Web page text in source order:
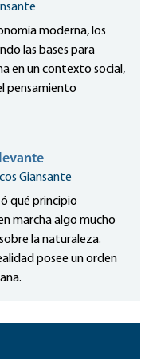
moderna, los
las bases para
en un contexto social,
pensamiento
Giansante
qué principio
marcha algo mucho
la naturaleza.
posee un orden